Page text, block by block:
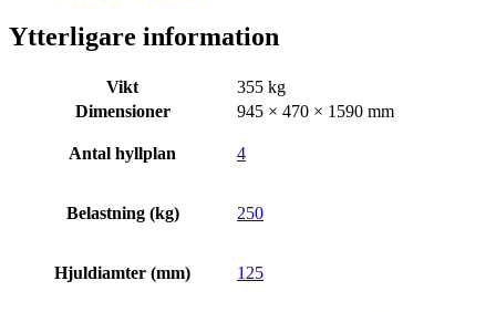
Ytterligare information
Vikt
355 kg
Dimensioner
945 × 470 × 1590 mm
Antal hyllplan 4
Belastning (kg) 250
Hjuldiamter (mm) 125